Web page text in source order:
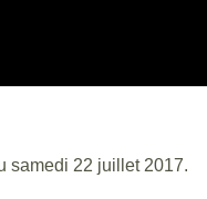
samedi 22 juillet 2017.